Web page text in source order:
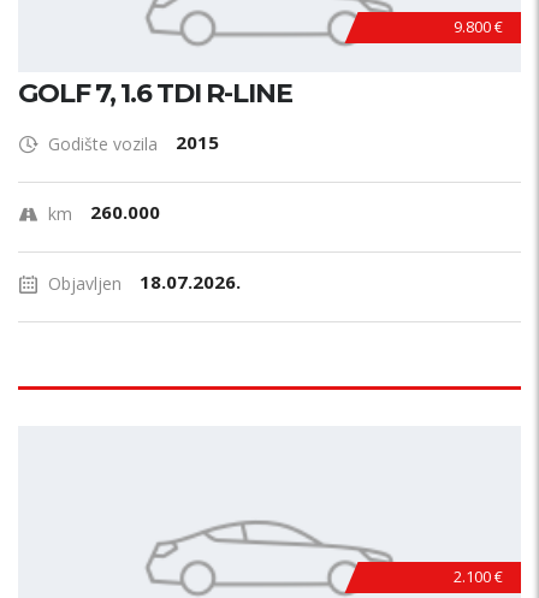
9.800 €
GOLF 7, 1.6 TDI R-LINE
Godište vozila 2015
km 260.000
Objavljen 18.07.2026.
2.100 €